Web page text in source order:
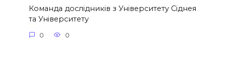
Команда дослідників з Університету Сіднея
та Університету
0 0